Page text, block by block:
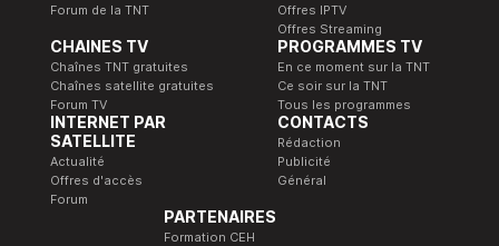
Forum de la TNT
Offres IPTV
Offres Streaming
CHAINES TV
Chaînes TNT gratuites
Chaînes satellite gratuites
Forum TV
PROGRAMMES TV
En ce moment sur la TNT
Ce soir sur la TNT
Tous les programmes
INTERNET PAR
SATELLITE
Actualité
Offres d'accès
Forum
CONTACTS
Rédaction
Publicité
Général
PARTENAIRES
Formation CEH